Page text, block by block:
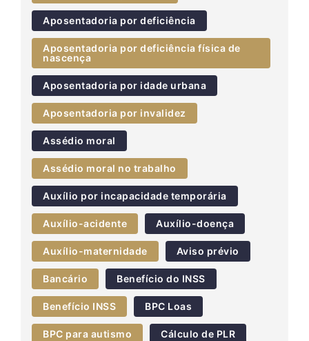
Aposentadoria por deficiência
Aposentadoria por deficiência física de
nascença
Aposentadoria por idade urbana
Aposentadoria por invalidez
Assédio moral
Assédio moral no trabalho
Auxílio por incapacidade temporária
Auxílio-acidente Auxílio-doença
Auxílio-maternidade Aviso prévio
Bancário Benefício do INSS
Benefício INSS BPC Loas
BPC para autismo Cálculo de PLR